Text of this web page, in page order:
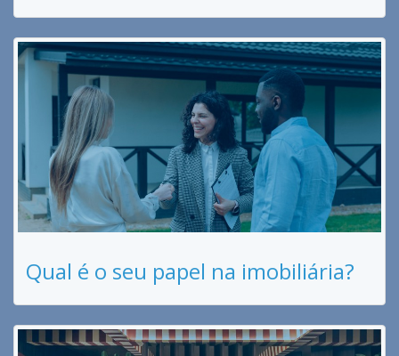
Qual é o seu papel na imobiliária?